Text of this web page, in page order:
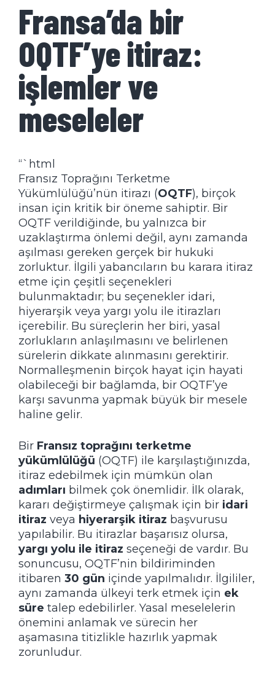
Fransa’da bir
OQTF’ye itiraz:
işlemler ve
meseleler
“`html
Fransız Toprağını Terketme
Yükümlülüğü’nün itirazı (OQTF), birçok
insan için kritik bir öneme sahiptir. Bir
OQTF verildiğinde, bu yalnızca bir
uzaklaştırma önlemi değil, aynı zamanda
aşılması gereken gerçek bir hukuki
zorluktur. İlgili yabancıların bu karara itiraz
etme için çeşitli seçenekleri
bulunmaktadır; bu seçenekler idari,
hiyerarşik veya yargı yolu ile itirazları
içerebilir. Bu süreçlerin her biri, yasal
zorlukların anlaşılmasını ve belirlenen
sürelerin dikkate alınmasını gerektirir.
Normalleşmenin birçok hayat için hayati
olabileceği bir bağlamda, bir OQTF’ye
karşı savunma yapmak büyük bir mesele
haline gelir.
Bir Fransız toprağını terketme
yükümlülüğü (OQTF) ile karşılaştığınızda,
itiraz edebilmek için mümkün olan
adımları bilmek çok önemlidir. İlk olarak,
kararı değiştirmeye çalışmak için bir idari
itiraz veya hiyerarşik itiraz başvurusu
yapılabilir. Bu itirazlar başarısız olursa,
yargı yolu ile itiraz seçeneği de vardır. Bu
sonuncusu, OQTF’nin bildiriminden
itibaren 30 gün içinde yapılmalıdır. İlgililer,
aynı zamanda ülkeyi terk etmek için ek
süre talep edebilirler. Yasal meselelerin
önemini anlamak ve sürecin her
aşamasına titizlikle hazırlık yapmak
zorunludur.